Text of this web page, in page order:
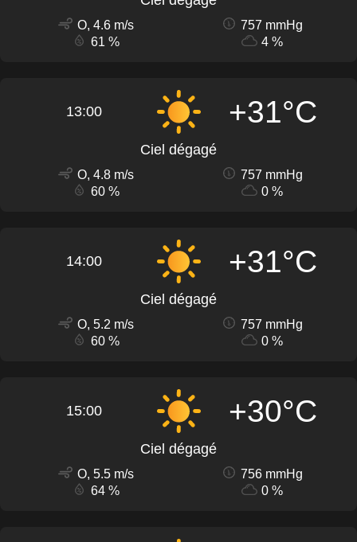
O, 4.6 m/s
757 mmHg
61 %
4 %
13:00 +31°C
Ciel dégagé
O, 4.8 m/s
757 mmHg
60 %
0 %
14:00 +31°C
Ciel dégagé
O, 5.2 m/s
757 mmHg
60 %
0 %
15:00 +30°C
Ciel dégagé
O, 5.5 m/s
756 mmHg
64 %
0 %